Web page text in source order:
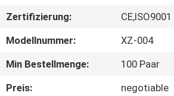
FABRIK-
AUSFLUG
QUALITÄTSKONTROLLE
Zertifizierung:
CE,ISO9001
Modellnummer:
XZ-004
Min Bestellmenge:
100 Paar
Preis:
negotiable